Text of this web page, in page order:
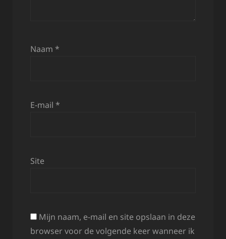
Naam *
E-mail *
Site
Mijn naam, e-mail en site opslaan in deze
browser voor de volgende keer wanneer ik